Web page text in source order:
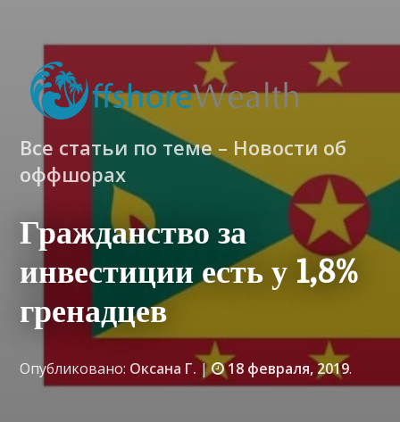
Все статьи по теме – Новости об
оффшорах
Гражданство за
инвестиции есть у 1,8%
гренадцев
Опубликовано: Оксана Г. | 18 февраля, 2019.